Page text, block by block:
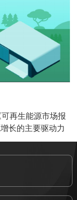
再生能源市场报
长的主要驱动力